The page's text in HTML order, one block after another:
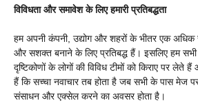
विविधता और समावेश के लिए हमारी प्रतिबद्धता
हम अपनी कंपनी, उद्योग और शहरों के भीतर एक अधिक
और सशक्त बनाने के लिए प्रतिबद्ध हैं। इसलिए हम
दृष्टिकोणों के लोगों की विविध टीमों को किराए पर
हैं कि सच्चा नवाचार तब होता है जब सभी के पास मेज
संसाधन और एक्सेल करने का अवसर होता है।